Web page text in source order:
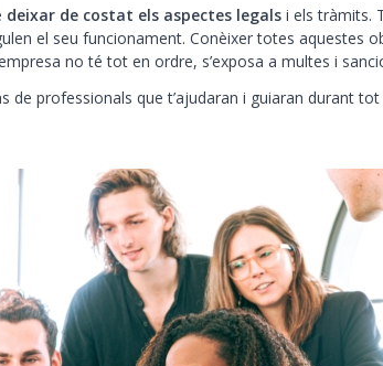
deixar de costat els aspectes legals i els tràmits.
el seu funcionament. Conèixer totes aquestes
no té tot en ordre, s’exposa a multes i
de professionals que t’ajudaran i guiaran durant tot